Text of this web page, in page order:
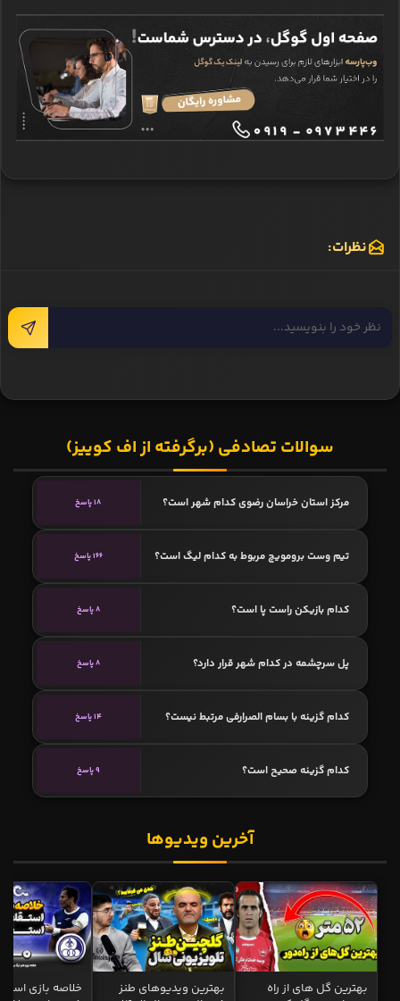
نظرات:
سوالات تصادفی (برگرفته از اف کوییز)
مرکز استان خراسان رضوی کدام شهر است؟ 18 پاسخ
تیم وست برومویچ مربوط به کدام لیگ است؟ 166 پاسخ
کدام بازیکن راست پا است؟ 8 پاسخ
پل سرچشمه در کدام شهر قرار دارد؟ 8 پاسخ
کدام گزینه با بسام الصرارفی مرتبط نیست؟ 14 پاسخ
کدام گزینه صحیح است؟ 9 پاسخ
آخرین ویدیوها
بهترین گل های از راه
بهترین ویدیوهای طنز
خلاصه بازی